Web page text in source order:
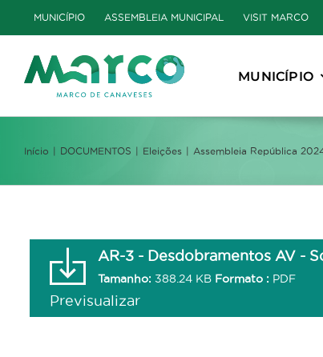
to
content
MUNICÍPIO ASSEMBLEIA MUNICIPAL VISIT MARCO
MUNICÍPIO
Início DOCUMENTOS Eleições Assembleia República
AR-3 - Desdobramentos AV -
Tamanho: 388.24 KB Formato : PDF
Previsualizar